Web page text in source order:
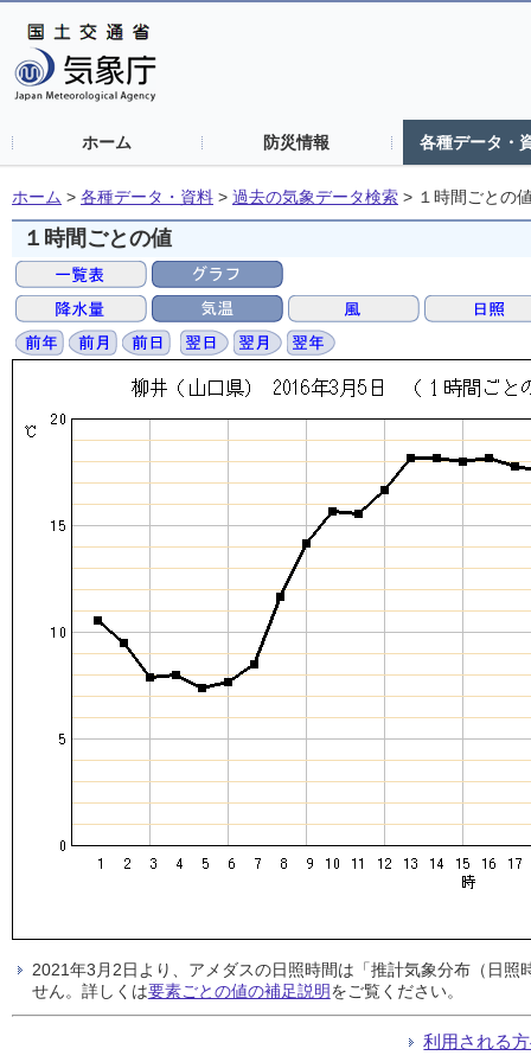
ホーム 防災情報 各種データ・
ホーム > 各種データ・資料 > 過去の気象データ検索 > １時間ごとの
１時間ごとの値
2021年3月2日より、アメダスの日照時間は「推計気象分布（日
せん。詳しくは要素ごとの値の補足説明をご覧ください。
利用される